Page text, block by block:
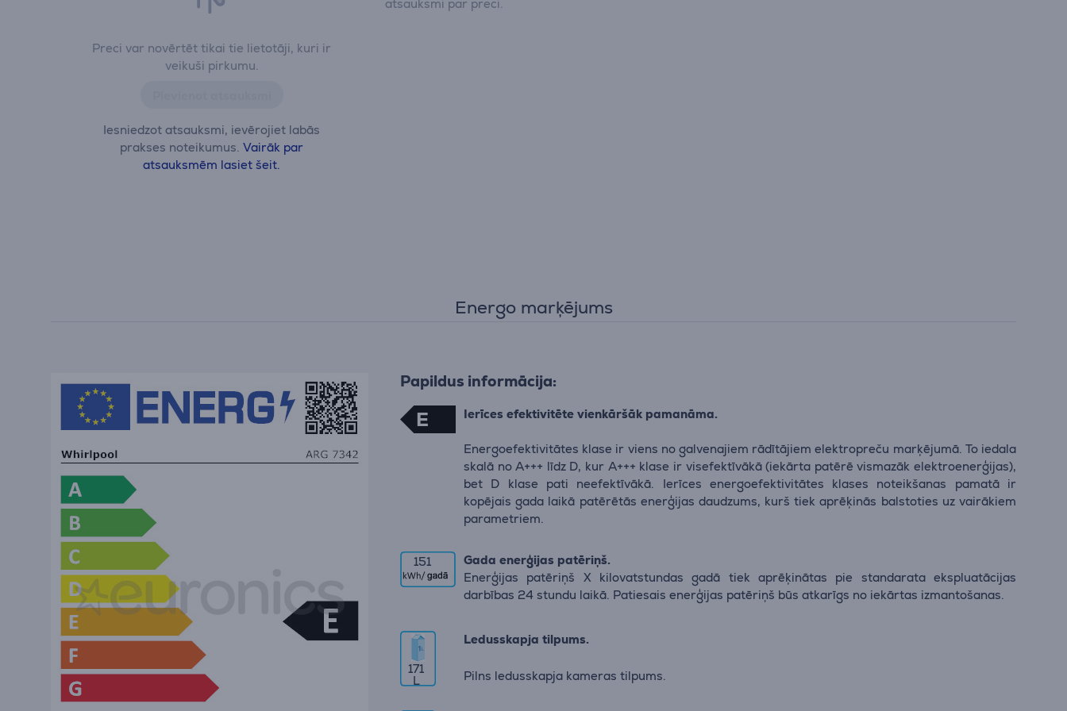
Preci var novērtēt tikai tie lietotāji, kuri ir
veikuši pirkumu.
Iesniedzot atsauksmi, ievērojiet labās
prakses noteikumus.Vairāk par
atsauksmēm lasiet šeit.
atsauksmi par preci.
Energo marķējums
Papildus informācija:
E Ierīces efektivitēte vienkāršāk pamanāma.
Energoefektivitātes klase ir viens no galvenajiem rādītājiem elektropreču marķējumā. To iedala
skalā no A+++ līdz D, kur A+++ klase ir visefektīvākā (iekārta patērē vismazāk elektroenerģijas),
bet D klase pati neefektīvākā. Ierīces energoefektivitātes klases noteikšanas pamatā ir
kopējais gada laikā patērētās enerģijas daudzums, kurš tiek aprēķinās balstoties uz vairākiem
parametriem.
151
Gada enerģijas patēriņš.
Enerģijas patēriņš X kilovatstundas gadā tiek aprēķinātas pie standarata ekspluatācijas
darbības 24 stundu laikā. Patiesais enerģijas patēriņš būs atkarīgs no iekārtas izmantošanas.
171
L
Ledusskapja tilpums.
Pilns ledusskapja kameras tilpums.